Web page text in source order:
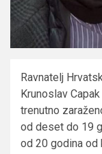
Ravnatelj
Krunoslav
trenutno
od deset do 19
od 20 godina od